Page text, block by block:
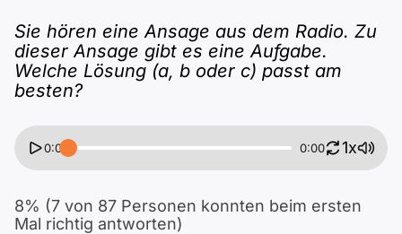
telc
Goethe
ÖIF
Türkisch
Ukrainisch
Russisch
Polnisch
A1 DTZ
A1 telc
A1 Goethe
A1 ÖIF
A2 Allgemein
A2 DTZ
A2 telc
B1
B1 Allgemein
B1 DTZ
B2
B2 Allgemein
B2 Beruf
Blog
Sie hören eine Ansage aus dem Radio. Zu
dieser Ansage gibt es eine Aufgabe.
Welche Lösung (a, b oder c) passt am
besten?
0:00 0:00 1x
8% (7 von 87 Personen konnten beim ersten
Mal richtig antworten)